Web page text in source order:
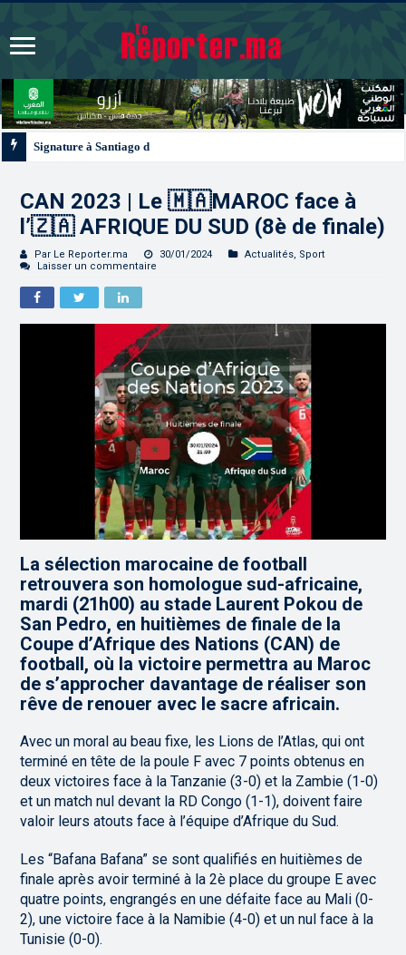
CAN 2023 | Le 🇲🇦MAROC face à
l’🇿🇦 AFRIQUE DU SUD (8è de finale)
Par Le Reporter.ma 30/01/2024 Actualités, Sport
Laisser un commentaire
La sélection marocaine de football
retrouvera son homologue sud-africaine,
mardi (21h00) au stade Laurent Pokou de
San Pedro, en huitièmes de finale de la
Coupe d’Afrique des Nations (CAN) de
football, où la victoire permettra au Maroc
de s’approcher davantage de réaliser son
rêve de renouer avec le sacre africain.
Avec un moral au beau fixe, les Lions de l’Atlas, qui ont
terminé en tête de la poule F avec 7 points obtenus en
deux victoires face à la Tanzanie (3-0) et la Zambie (1-0)
et un match nul devant la RD Congo (1-1), doivent faire
valoir leurs atouts face à l’équipe d’Afrique du Sud.
Les “Bafana Bafana” se sont qualifiés en huitièmes de
finale après avoir terminé à la 2è place du groupe E avec
quatre points, engrangés en une défaite face au Mali (0-
2), une victoire face à la Namibie (4-0) et un nul face à la
Tunisie (0-0).